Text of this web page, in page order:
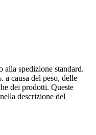
alla spedizione standard.
a causa del peso, delle
dei prodotti. Queste
descrizione del